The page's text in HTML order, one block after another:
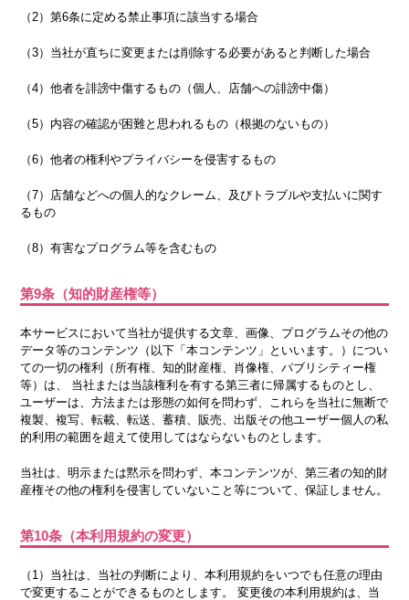
（2）第6条に定める禁止事項に該当する場合
（3）当社が直ちに変更または削除する必要があると判断した場合
（4）他者を誹謗中傷するもの（個人、店舗への誹謗中傷）
（5）内容の確認が困難と思われるもの（根拠のないもの）
（6）他者の権利やプライバシーを侵害するもの
（7）店舗などへの個人的なクレーム、及びトラブルや支払いに関す
るもの
（8）有害なプログラム等を含むもの
第9条（知的財産権等）
本サービスにおいて当社が提供する文章、画像、プログラムその他の
データ等のコンテンツ（以下「本コンテンツ」といいます。）につい
ての一切の権利（所有権、知的財産権、肖像権、パブリシティー権
等）は、 当社または当該権利を有する第三者に帰属するものとし、
ユーザーは、方法または形態の如何を問わず、これらを当社に無断で
複製、複写、転載、転送、蓄積、販売、出版その他ユーザー個人の私
的利用の範囲を超えて使用してはならないものとします。
当社は、明示または黙示を問わず、本コンテンツが、第三者の知的財
産権その他の権利を侵害していないこと等について、保証しません。
第10条（本利用規約の変更）
（1）当社は、当社の判断により、本利用規約をいつでも任意の理由
で変更することができるものとします。 変更後の本利用規約は、当